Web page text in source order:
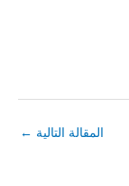
المقالة التالية ←